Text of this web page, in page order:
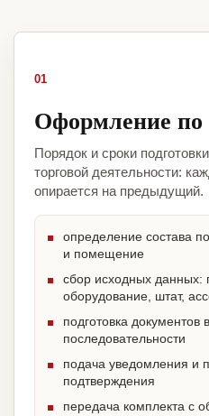
01
Оформление
Порядок и сроки
торговой деятельности:
опирается на предыдущий.
определение состава
и помещение
сбор исходных данных:
оборудование, штат,
подготовка документов
последовательности
подача уведомления и
подтверждения
передача комплекта с